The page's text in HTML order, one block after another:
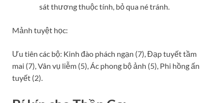
sát thương thuộc tính, bỏ qua né tránh.
Mảnh tuyệt học:
Ưu tiên các bộ: Kinh đào phách ngạn (7), Đạp tuyết tầm
mai (7), Vân vụ liễm (5), Ác phong bộ ảnh (5), Phi hồng ấn
tuyết (2).